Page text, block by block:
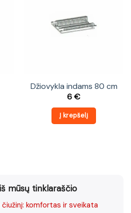
Džiovykla indams 80 cm
6€
Į krepšelį
mūsų tinklaraščio
komfortas ir sveikata